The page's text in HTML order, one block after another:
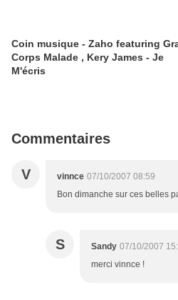
Coin musique - Zaho featuring
Corps Malade , Kery James - Je
M'écris
Commentaires
V vinnce 07/10/2007 08:59
Bon dimanche sur ces belles
S Sandy 07/10/2007
merci vinnce !